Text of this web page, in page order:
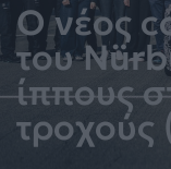
Ο νέος
του
ίππους
τροχούς